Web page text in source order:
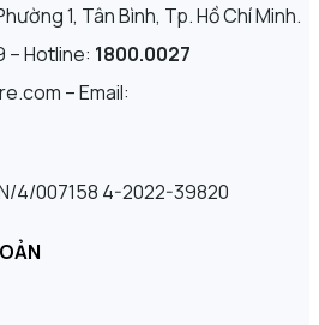
1, Tân Bình, Tp. Hồ Chí Minh.
– Hotline: 1800.0027
– Email:
4/007158 4-2022-39820